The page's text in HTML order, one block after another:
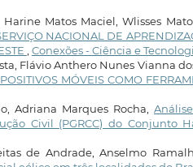
Matos Maciel, Wlisses
NACIONAL DE
, Conexões - Ciência e
Flávio Anthero Nunes Vianna
MÓVEIS COMO
Adriana Marques Rocha,
Civil (PGRCC) do
de Andrade, Anselmo